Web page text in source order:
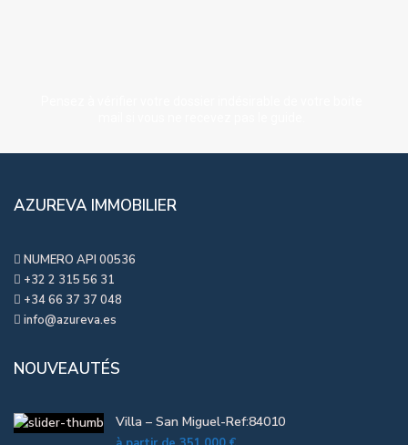
AZUREVA IMMOBILIER
NUMERO API 00536
+32 2 315 56 31
+34 66 37 37 048
info@azureva.es
NOUVEAUTÉS
Villa – San Miguel-Ref:84010